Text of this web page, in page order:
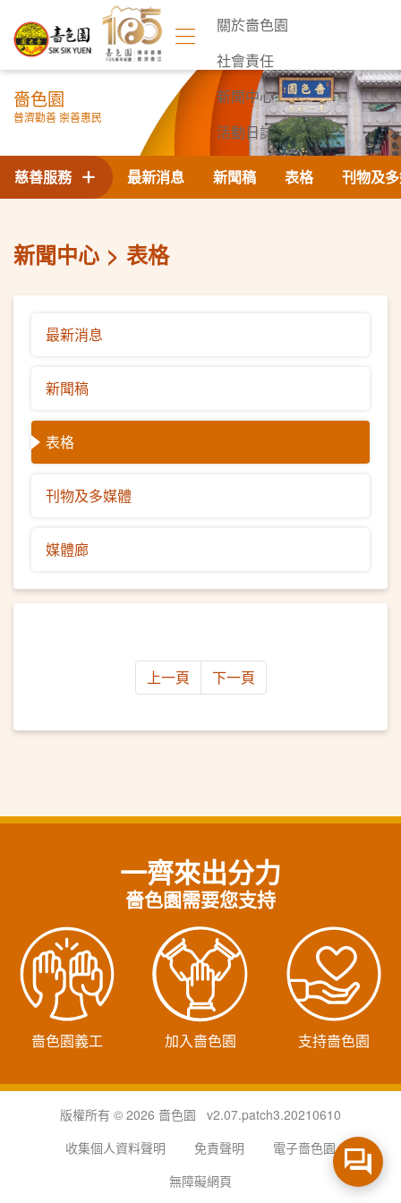
關於嗇色園
社會責任
新聞中心
活動日誌
聯絡我們
嗇色園
普濟勸善 崇善惠民
最新消息 新聞稿 表格 刊物及
慈善服務
新聞中心 表格
最新消息
新聞稿
表格
刊物及多媒體
媒體廊
上一頁 下一頁
一齊來出分力
嗇色園需要您支持
嗇色園義工 加入嗇色園 支持嗇色園
版權所有 © 2026 嗇色園 v2.07.patch3.20210610
收集個人資料聲明
免責聲明
電子嗇色園
無障礙網頁